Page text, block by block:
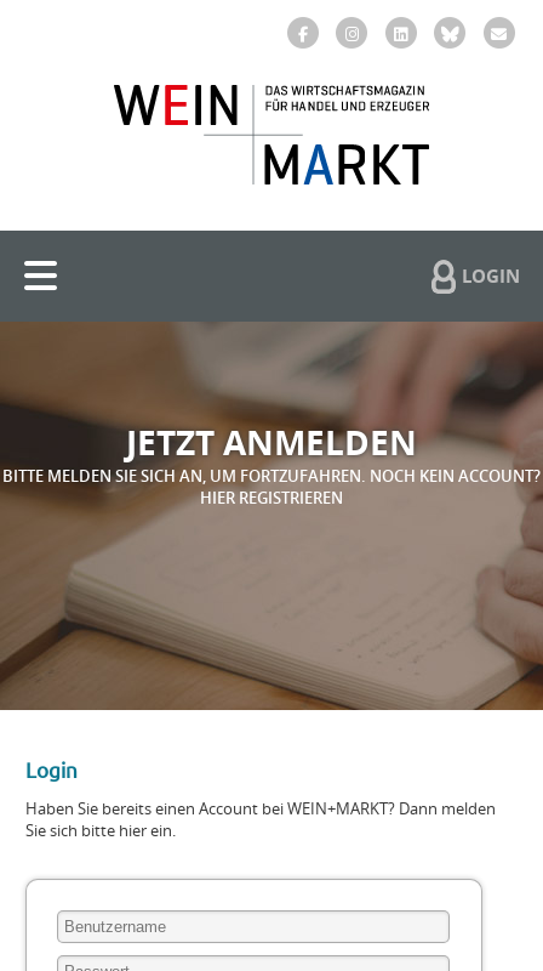
LOGIN
JETZT ANMELDEN
BITTE MELDEN SIE SICH AN, UM FORTZUFAHREN. NOCH KEIN ACCOUNT?
HIER REGISTRIEREN
Login
Haben Sie bereits einen Account bei WEIN+MARKT? Dann melden
Sie sich bitte hier ein.